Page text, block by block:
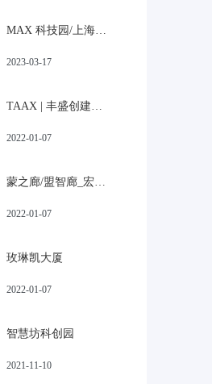
MAX 科技园/上海宝山美兰湖科技园招商
2023-03-17
TAAX | 丰盛创建大厦
2022-01-07
蒙之廊/盟智廊_宏慧盟慧园
2022-01-07
玫琳凯大厦
2022-01-07
智慧坊科创园
2021-11-10